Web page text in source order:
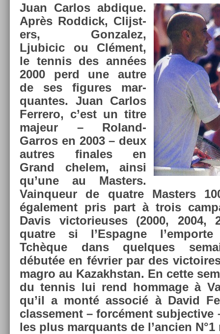
Juan Car­los ab­dique.
Après Rod­dick, Clijst­
ers, Gon­zalez,
Ljubicic ou Clément,
le ten­nis des années
2000 perd une autre
de ses figures mar­
quan­tes. Juan Car­los
Fer­rero, c’est un titre
majeur – Roland-
Garros en 2003 – deux
aut­res fin­ales en
Grand chelem, ainsi
qu’une au Mast­ers.
Vain­queur de quat­re Mast­ers
égale­ment pris part à trois
Davis vic­torieuses (2000, 2004,
quat­re si l’Es­pagne
Tchèque dans quel­ques
débutée en février par des
mag­ro au Kazakhstan. En cette
du ten­nis lui rend hom­mage à
qu’il a monté as­socié à David
clas­se­ment – forcément sub­jec­tive
les plus mar­quants de l’an­ci­en